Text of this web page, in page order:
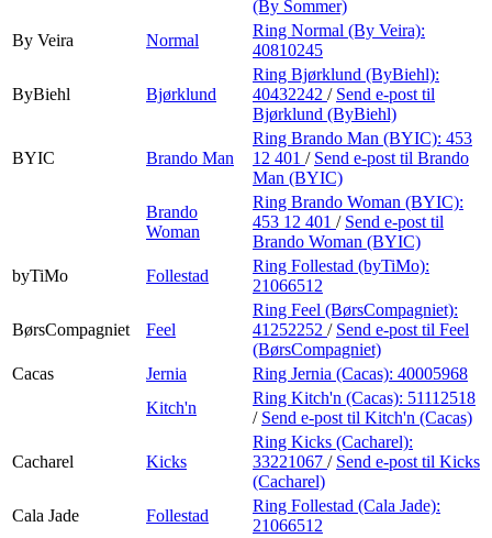
(By Sommer)
By Veira
Normal
Ring Normal (By Veira):
40810245
ByBiehl Bjørklund
Ring Bjørklund (ByBiehl):
40432242 / Send e-post til
Bjørklund (ByBiehl)
BYIC Brando Man
Ring Brando Man (BYIC): 453
12 401 / Send e-post til Brando
Man (BYIC)
Brando
Woman
Ring Brando Woman (BYIC):
453 12 401 / Send e-post til
Brando Woman (BYIC)
byTiMo
Follestad
Ring Follestad (byTiMo):
21066512
BørsCompagniet Feel
Ring Feel (BørsCompagniet):
41252252 / Send e-post til Feel
(BørsCompagniet)
Cacas
Jernia Ring Jernia (Cacas): 40005968
Kitch'n
Ring Kitch'n (Cacas): 51112518
/ Send e-post til Kitch'n (Cacas)
Cacharel Kicks
Ring Kicks (Cacharel):
33221067 / Send e-post til Kicks
(Cacharel)
Cala Jade
Follestad
Ring Follestad (Cala Jade):
21066512